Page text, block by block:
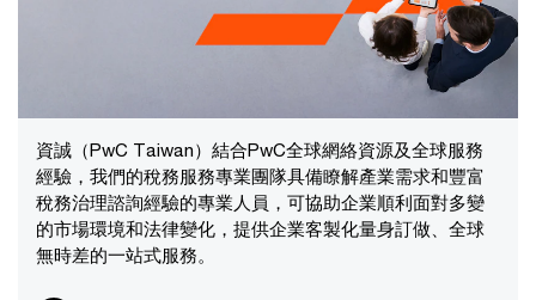
資誠（PwC Taiwan）結合PwC全球網絡資源及全球服務
經驗，我們的稅務服務專業團隊具備瞭解產業需求和豐富
稅務治理諮詢經驗的專業人員，可協助企業順利面對多變
的市場環境和法律變化，提供企業客製化量身訂做、全球
無時差的一站式服務。